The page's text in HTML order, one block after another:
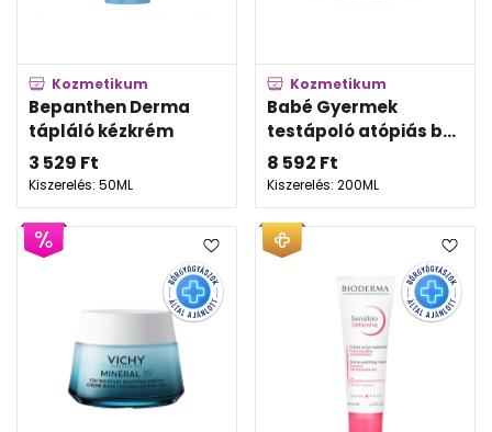
Kozmetikum
Bepanthen Derma
tápláló kézkrém
3 529 Ft
Kiszerelés: 50ML
Kozmetikum
Babé Gyermek
testápoló atópiás b...
8 592 Ft
Kiszerelés: 200ML